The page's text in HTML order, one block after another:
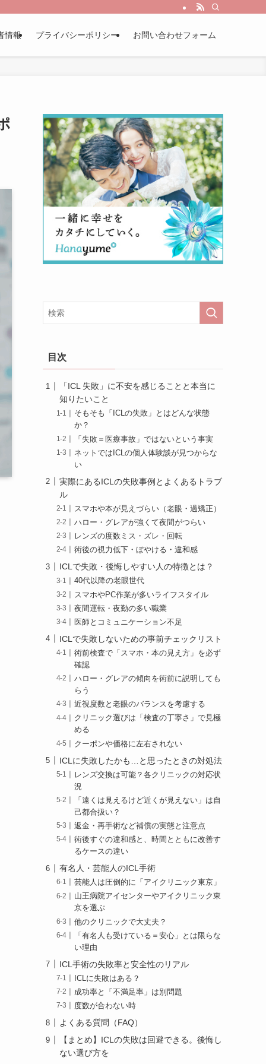
情報 プライバシーポリシー お問い合わせフォーム
目次
「ICL 失敗」に不安を感じることと本当に
知りたいこと
そもそも「ICLの失敗」とはどんな状態
か？
「失敗＝医療事故」ではないという事実
ネットではICLの個人体験談が見つからな
い
実際にあるICLの失敗事例とよくあるトラブ
ル
スマホや本が見えづらい（老眼・過矯正）
ハロー・グレアが強くて夜間がつらい
レンズの度数ミス・ズレ・回転
術後の視力低下・ぼやける・違和感
ICLで失敗・後悔しやすい人の特徴とは？
40代以降の老眼世代
スマホやPC作業が多いライフスタイル
夜間運転・夜勤の多い職業
医師とコミュニケーション不足
ICLで失敗しないための事前チェックリスト
術前検査で「スマホ・本の見え方」を必ず
確認
ハロー・グレアの傾向を術前に説明しても
らう
近視度数と老眼のバランスを考慮する
クリニック選びは「検査の丁寧さ」で見極
める
クーポンや価格に左右されない
ICLに失敗したかも…と思ったときの対処法
レンズ交換は可能？各クリニックの対応状
況
「遠くは見えるけど近くが見えない」は自
己都合扱い？
返金・再手術など補償の実態と注意点
術後すぐの違和感と、時間とともに改善す
るケースの違い
有名人・芸能人のICL手術
芸能人は圧倒的に「アイクリニック東京」
山王病院アイセンターやアイクリニック東
京を選ぶ
他のクリニックで大丈夫？
「有名人も受けている＝安心」とは限らな
い理由
ICL手術の失敗率と安全性のリアル
ICLに失敗はある？
成功率と「不満足率」は別問題
度数が合わない時
よくある質問（FAQ）
【まとめ】ICLの失敗は回避できる。後悔し
ない選び方を